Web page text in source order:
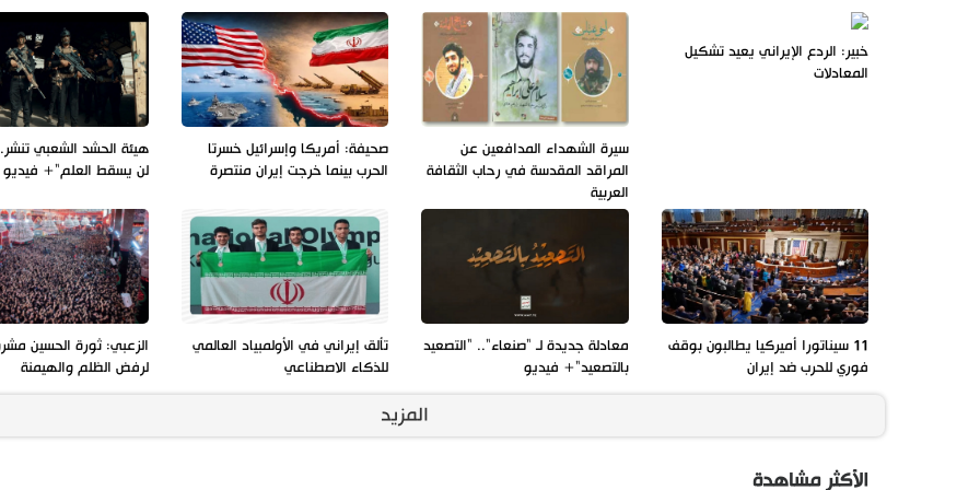
خبير: الردع الإيراني يعيد تشكيل
المعادلات
سيرة الشهداء المدافعين عن
المراقد المقدسة في رحاب الثقافة
العربية
صحيفة: أمريكا وإسرائيل خسرتا
الحرب بينما خرجت إيران منتصرة
هيئة الحشد الشعبي
لن يسقط العلم"+ فيديو
11 سيناتورا أميركيا يطالبون بوقف
فوري للحرب ضد إيران
معادلة جديدة لـ "صنعاء".. "التصعيد
بالتصعيد"+ فيديو
تألق إيراني في الأولمبياد العالمي
للذكاء الاصطناعي
الزعبي: ثورة الحسين
لرفض الظلم والهيمنة
المزيد
الأكثر مشاهدة